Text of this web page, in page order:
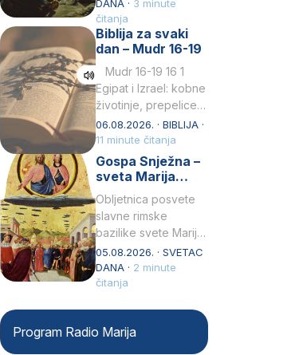
Marko i Luka te sveti
Petar u svojoj
drugoj…
DANA · 3 minute
čitanja
Biblija za svaki
dan – Mudr 16-19
Mudr 16-19 16 1
Egipat i Izrael: kobne
životinje, prepelice
Zato bijahu
primjereno kažnjeni
sličnim životinjamai
mučeni mnoštvom
06.08.2026. · BIBLIJA ·
11 minute čitanja
Gospa Snježna –
sveta Marija
Velika, zaštitnica
rimske bazilike
Obljetnica posvete
slavne rimske
bazilike svete Marije
Velike (Santa Maria
Maggiore) u narodu
se slavi kao Gospa
05.08.2026. · SVETAC
DANA · 2 minute
čitanja
Program Radio Marija